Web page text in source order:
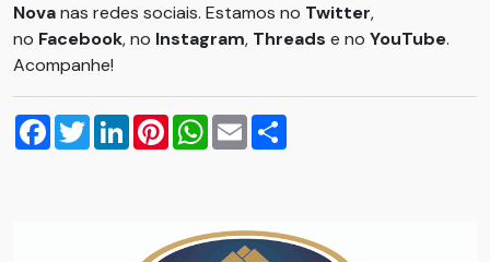
Novanas redes sociais. Estamos no Twitter,
no Facebook, no Instagram, Threads e no YouTube.
Acompanhe!
Facebook
TwitterLinkedInPinterestWhatsApp
Email